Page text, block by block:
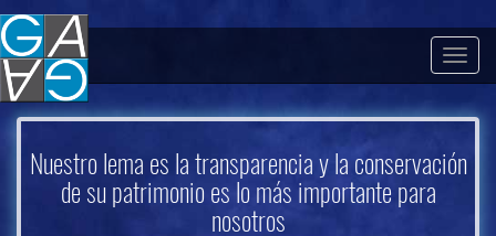
Nuestro lema es la transparencia y la conservación
de su patrimonio es lo más importante para
nosotros